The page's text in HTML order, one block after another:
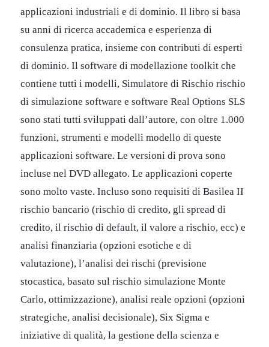
applicazioni industriali e di dominio. Il libro si basa
su anni di ricerca accademica e esperienza di
consulenza pratica, insieme con contributi di esperti
di dominio. Il software di modellazione toolkit che
contiene tutti i modelli, Simulatore di Rischio rischio
di simulazione software e software Real Options SLS
sono stati tutti sviluppati dall’autore, con oltre 1.000
funzioni, strumenti e modelli modello di queste
applicazioni software. Le versioni di prova sono
incluse nel DVD allegato. Le applicazioni coperte
sono molto vaste. Incluso sono requisiti di Basilea II
rischio bancario (rischio di credito, gli spread di
credito, il rischio di default, il valore a rischio, ecc) e
analisi finanziaria (opzioni esotiche e di
valutazione), l’analisi dei rischi (previsione
stocastica, basato sul rischio simulazione Monte
Carlo, ottimizzazione), analisi reale opzioni (opzioni
strategiche, analisi decisionale), Six Sigma e
iniziative di qualità, la gestione della scienza e